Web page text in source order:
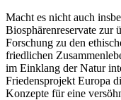
Macht es nicht auch
Biosphären­reservate zur
Forschung zu den
friedlichen
im Einklang der Natur
Friedensprojekt Europa
Konzepte für eine